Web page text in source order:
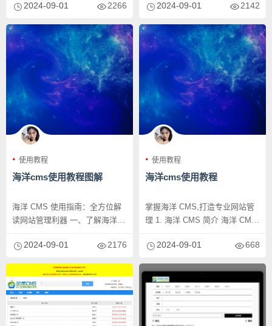
2024-09-01 2266 2024-09-01 2142
使用教程
海洋cms使用教程图解
海洋 CMS 使用指南：全方位解
读网站管理利器 一、了解海洋
2024-09-01 2176
使用教程
海洋cms使用教程
掌握海洋 CMS,打造专业网站管
理 1. 海洋 CMS 简介 海洋 CMS
2024-09-01 668